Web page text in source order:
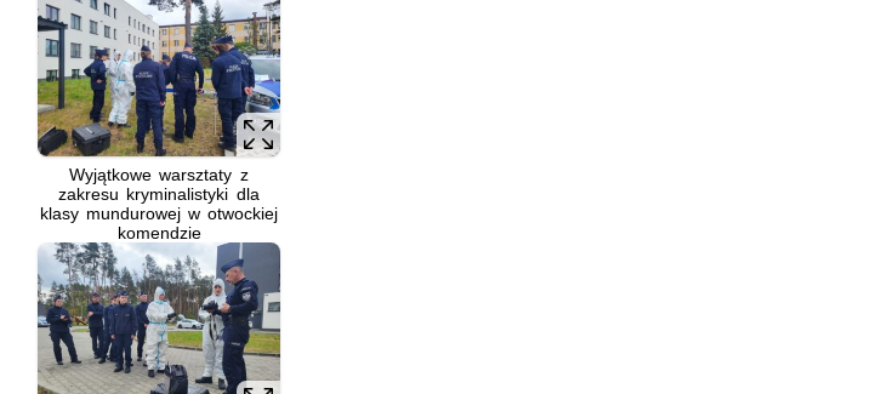
Wyjątkowe warsztaty z
zakresu kryminalistyki dla
klasy mundurowej w otwockiej
komendzie